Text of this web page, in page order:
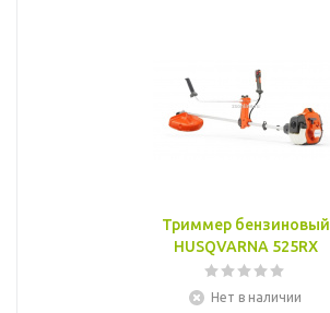
Триммер бензиновый
HUSQVARNA 525RX
Нет в наличии